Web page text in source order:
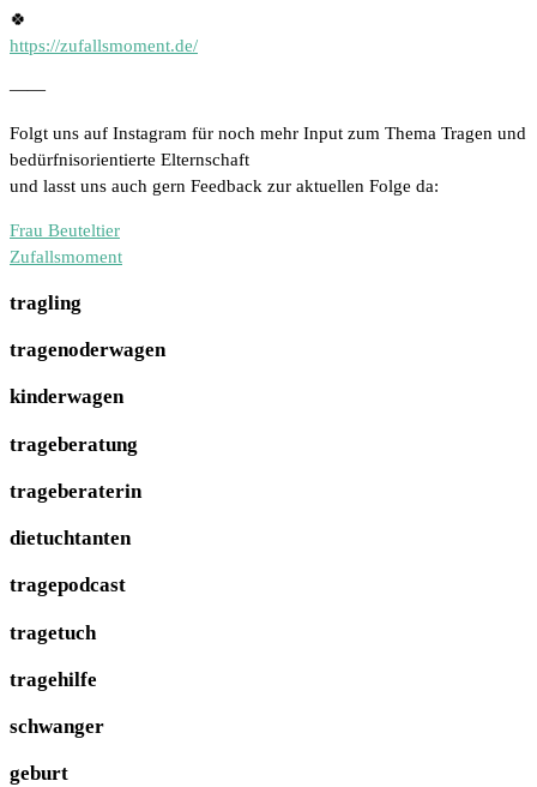
🍀
https://zufallsmoment.de/
——
Folgt uns auf Instagram für noch mehr Input zum Thema Tragen und
bedürfnisorientierte Elternschaft
und lasst uns auch gern Feedback zur aktuellen Folge da:
Frau Beuteltier
Zufallsmoment
tragling
tragenoderwagen
kinderwagen
trageberatung
trageberaterin
dietuchtanten
tragepodcast
tragetuch
tragehilfe
schwanger
geburt